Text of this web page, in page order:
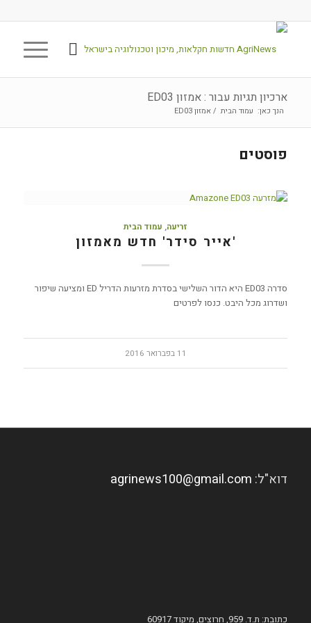
ארכיון תגיות עבור : אמזון ED03
הנך כאן: עמוד הבית / אמזון ED03
פוסטים
זריעה, עמוד הבית
'אייר סידר' חדש מאמזון
סדרה ED03 היא הדור השלישי בסדרת מזרעות הדריל ED ומציעה שיפור
ושדרוג מכל היבט. כנסו לפרטים
11 בפברואר 2016
דוא"ל: agrinews100@gmail.com
כתובת: ת.ד. 959, חרוצים, מיקוד 60917